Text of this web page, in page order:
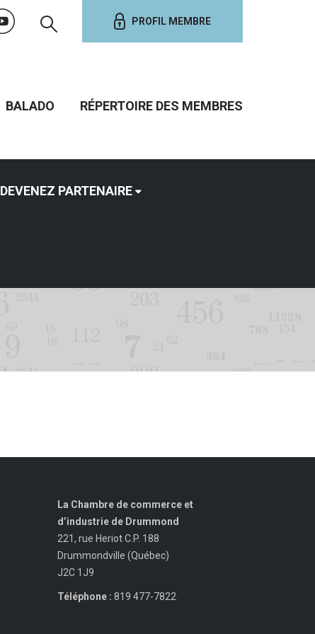
PROFIL MEMBRE
BALADO RÉPERTOIRE DES MEMBRES
DEVENEZ PARTENAIRE
La Chambre de commerce et
d’industrie de Drummond
221, rue Heriot C.P. 188
Drummondville (Québec)
J2C 1J9
Téléphone : 819 477-7822